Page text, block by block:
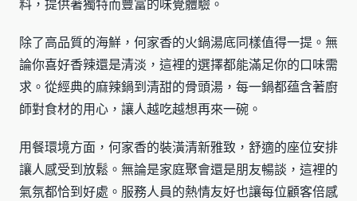
料，提供著獨特而豐富的味覺體驗。
除了高品質的海鮮，何家香的火鍋湯底同樣值得一提。無
論你喜好香辣還是清淡，這裡的選擇都能滿足你的口味需
求。從經典的麻辣鍋到清甜的骨頭湯，每一鍋都蕴含著廚
師對食材的用心，讓人越吃越想再來一碗。
用餐環境方面，何家香的裝潢清新雅致，舒適的座位安排
讓人感受到放鬆。無論是家庭聚會還是朋友暢談，這裡的
氣氛都恰到好處。服務人員的熱情友好也讓每位顧客倍感